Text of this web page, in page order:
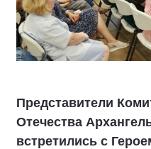
Представители
Отечества
встретились с